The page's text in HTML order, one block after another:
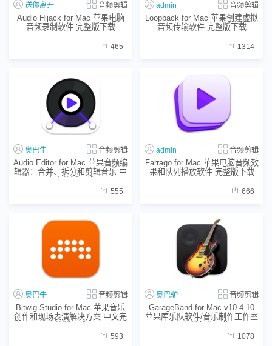
送你离开 音频剪辑
Audio Hijack for Mac 苹果电脑
音频录制软件 完整版下载
465
admin 音频剪辑
Loopback for Mac 苹果创建虚拟
音频传输软件 完整版下载
1314
奥巴牛 音频剪辑
Audio Editor for Mac 苹果音频编
辑器：合并、拆分和剪辑音乐 中
555
admin 音频剪辑
Farrago for Mac 苹果电脑音频效
果和队列播放软件 完整版下载
666
奥巴牛 音频剪辑
Bitwig Studio for Mac 苹果音乐
创作和现场表演解决方案 中文完
593
奥巴驴 音频剪辑
GarageBand for Mac v10.4.10
苹果库乐队软件/音乐制作工作室
1078